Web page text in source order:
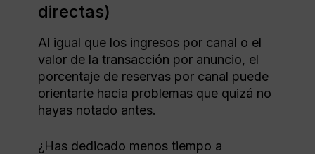
directas)
Al igual que los ingresos por canal o el
valor de la transacción por anuncio, el
porcentaje de reservas por canal puede
orientarte hacia problemas que quizá no
hayas notado antes.
¿Has dedicado menos tiempo a